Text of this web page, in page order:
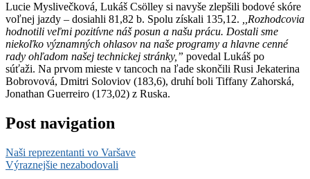
Lucie Myslivečková, Lukáš Csölley si navyše zlepšili bodové skóre
voľnej jazdy – dosiahli 81,82 b. Spolu získali 135,12. ,,Rozhodcovia
hodnotili veľmi pozitívne náš posun a našu prácu. Dostali sme
niekoľko významných ohlasov na naše programy a hlavne cenné
rady ohľadom našej technickej stránky,” povedal Lukáš po
súťaži. Na prvom mieste v tancoch na ľade skončili Rusi Jekaterina
Bobrovová, Dmitri Soloviov (183,6), druhí boli Tiffany Zahorská,
Jonathan Guerreiro (173,02) z Ruska.
Post navigation
Naši reprezentanti vo Varšave
Výraznejšie nezabodovali